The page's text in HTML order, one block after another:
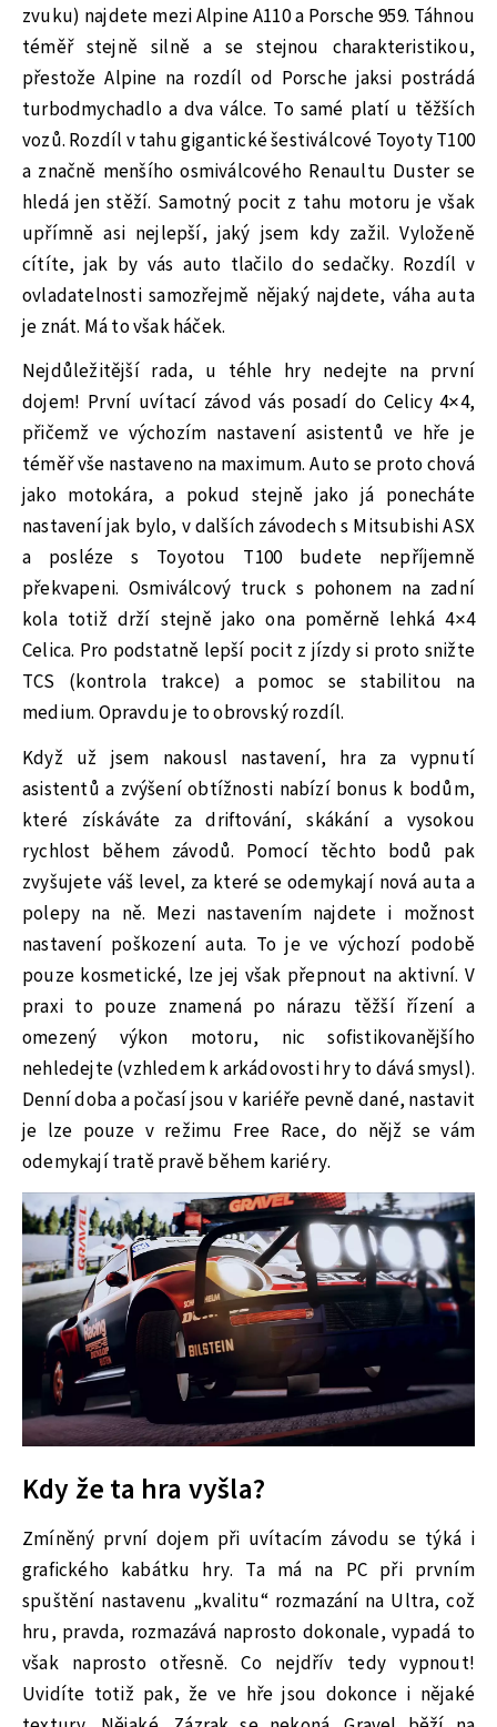
zvuku) najdete mezi Alpine A110 a Porsche 959. Táhnou
téměř stejně silně a se stejnou charakteristikou,
přestože Alpine na rozdíl od Porsche jaksi postrádá
turbodmychadlo a dva válce. To samé platí u těžších
vozů. Rozdíl v tahu gigantické šestiválcové Toyoty T100
a značně menšího osmiválcového Renaultu Duster se
hledá jen stěží. Samotný pocit z tahu motoru je však
upřímně asi nejlepší, jaký jsem kdy zažil. Vyloženě
cítíte, jak by vás auto tlačilo do sedačky. Rozdíl v
ovladatelnosti samozřejmě nějaký najdete, váha auta
je znát. Má to však háček.
Nejdůležitější rada, u téhle hry nedejte na první
dojem! První uvítací závod vás posadí do Celicy 4×4,
přičemž ve výchozím nastavení asistentů ve hře je
téměř vše nastaveno na maximum. Auto se proto chová
jako motokára, a pokud stejně jako já ponecháte
nastavení jak bylo, v dalších závodech s Mitsubishi ASX
a posléze s Toyotou T100 budete nepříjemně
překvapeni. Osmiválcový truck s pohonem na zadní
kola totiž drží stejně jako ona poměrně lehká 4×4
Celica. Pro podstatně lepší pocit z jízdy si proto snižte
TCS (kontrola trakce) a pomoc se stabilitou na
medium. Opravdu je to obrovský rozdíl.
Když už jsem nakousl nastavení, hra za vypnutí
asistentů a zvýšení obtížnosti nabízí bonus k bodům,
které získáváte za driftování, skákání a vysokou
rychlost během závodů. Pomocí těchto bodů pak
zvyšujete váš level, za které se odemykají nová auta a
polepy na ně. Mezi nastavením najdete i možnost
nastavení poškození auta. To je ve výchozí podobě
pouze kosmetické, lze jej však přepnout na aktivní. V
praxi to pouze znamená po nárazu těžší řízení a
omezený výkon motoru, nic sofistikovanějšího
nehledejte (vzhledem k arkádovosti hry to dává smysl).
Denní doba a počasí jsou v kariéře pevně dané, nastavit
je lze pouze v režimu Free Race, do nějž se vám
odemykají tratě pravě během kariéry.
Kdy že ta hra vyšla?
Zmíněný první dojem při uvítacím závodu se týká i
grafického kabátku hry. Ta má na PC při prvním
spuštění nastavenu „kvalitu“ rozmazání na Ultra, což
hru, pravda, rozmazává naprosto dokonale, vypadá to
však naprosto otřesně. Co nejdřív tedy vypnout!
Uvidíte totiž pak, že ve hře jsou dokonce i nějaké